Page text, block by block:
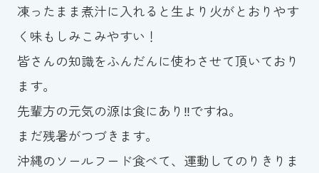
凍ったまま煮汁に入れると生より火がとおりやす
く味もしみこみやすい！
皆さんの知識をふんだんに使わさせて頂いており
ます。
先輩方の元気の源は食にあり‼ですね。
まだ残暑がつづきます。
沖縄のソールフード食べて、運動してのりきりま